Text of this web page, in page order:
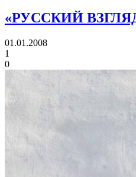
«РУССКИЙ
01.01.2008
1
0